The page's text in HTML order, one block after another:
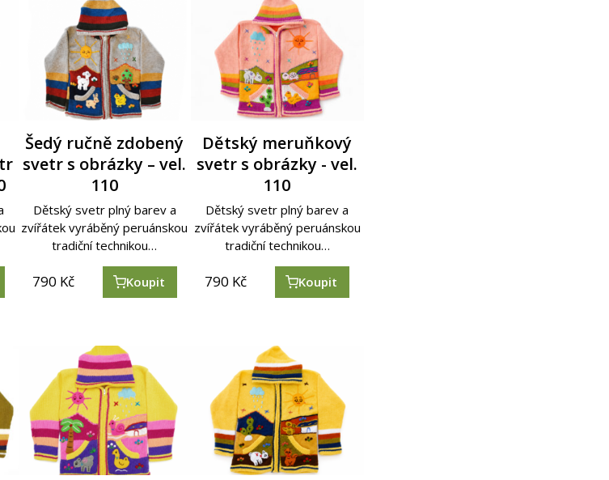
Šedý ručně zdobený
svetr s obrázky – vel.
110
Dětský svetr plný barev a
zvířátek vyráběný peruánskou
tradiční technikou…
790 Kč Koupit
Dětský meruňkový
svetr s obrázky - vel.
110
Dětský svetr plný barev a
zvířátek vyráběný peruánskou
tradiční technikou…
790 Kč Koupit